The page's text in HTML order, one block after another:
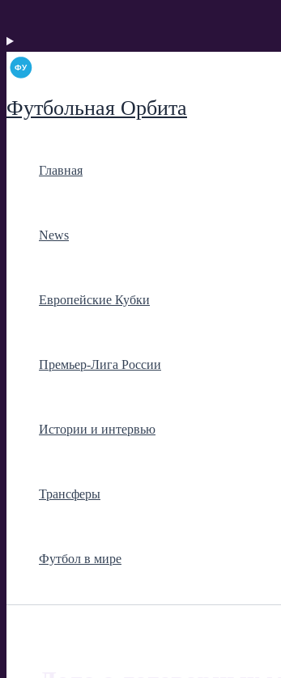
Футбольная Орбита
Главная
News
Европейские Кубки
Премьер-Лига России
Истории и интервью
Трансферы
Футбол в мире